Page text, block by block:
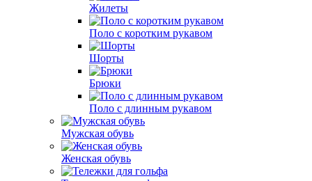
Жилеты
Поло с коротким рукавом
Шорты
Брюки
Поло с длинным рукавом
Мужская обувь
Женская обувь